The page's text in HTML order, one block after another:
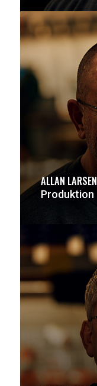
ALLAN LARSEN
Produktion